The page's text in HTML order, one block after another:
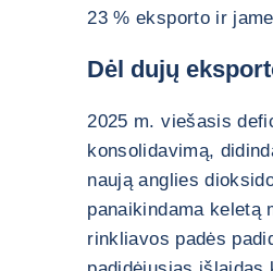
23 % eksporto ir
Dėl dujų
2025 m. viešasis
konsolidavimą,
naują anglies
panaikindama keletą
rinkliavos padės